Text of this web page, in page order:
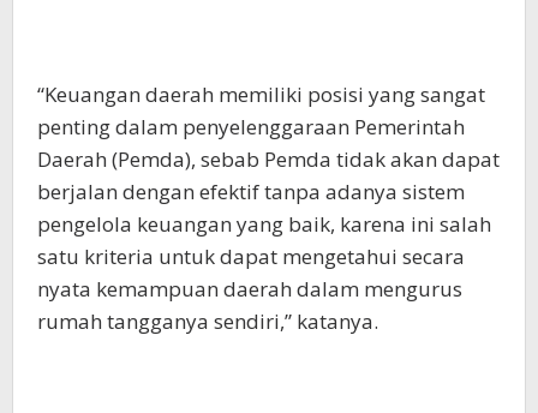
“Keuangan daerah memiliki posisi yang sangat
penting dalam penyelenggaraan Pemerintah
Daerah (Pemda), sebab Pemda tidak akan dapat
berjalan dengan efektif tanpa adanya sistem
pengelola keuangan yang baik, karena ini salah
satu kriteria untuk dapat mengetahui secara
nyata kemampuan daerah dalam mengurus
rumah tangganya sendiri,” katanya.